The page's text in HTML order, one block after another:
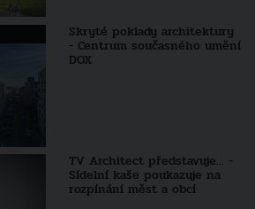
Skryté poklady architektury
- Centrum současného umění
DOX
TV Architect představuje... -
Sídelní kaše poukazuje na
rozpínání měst a obcí